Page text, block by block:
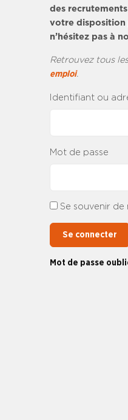
des recrutements
votre disposition
n’hésitez pas à
Retrouvez tous
emploi.
Identifiant ou
Mot de passe
Se souvenir de
Se connecter
Mot de passe